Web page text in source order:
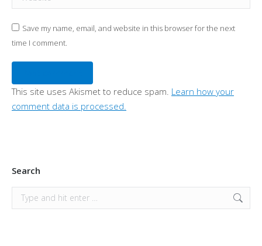
Save my name, email, and website in this browser for the next
time I comment.
This site uses Akismet to reduce spam. Learn how your
comment data is processed.
Search
Search: